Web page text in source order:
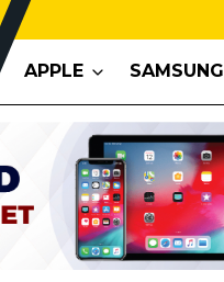
APPLE SAMSUNG